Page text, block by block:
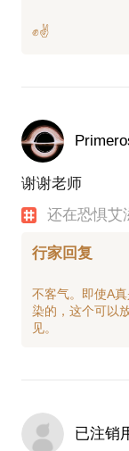
谢谢老师
还在恐惧艾
行家回复
不客气。即使A
染的，这个可以
已注销